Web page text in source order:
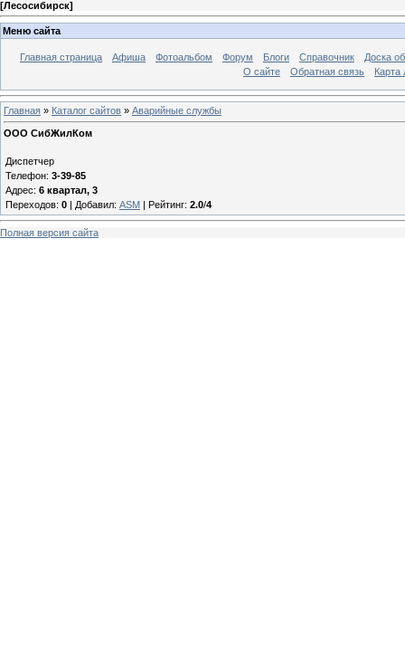
[Лесосибирск]
Меню сайта
Главная страница Афиша Фотоальбом Форум Блоги Справочник
Доска
О сайте
Обратная связь Карта
Главная » Каталог сайтов » Аварийные службы
ООО СибЖилКом
Диспетчер
Телефон: 3-39-85
Адрес: 6 квартал, 3
Переходов: 0 | Добавил: ASM | Рейтинг: 2.0/4
Полная версия сайта